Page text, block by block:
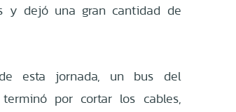
y dejó una gran cantidad de
esta jornada, un bus del
por cortar los cables,